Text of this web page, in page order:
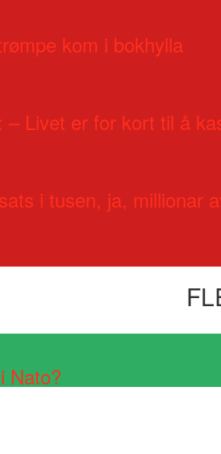
kom i bokhylla
Livet er for kort til å
i tusen, ja, millionar
Nato?